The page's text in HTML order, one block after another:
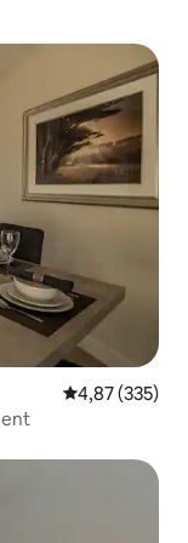
Průměrné
4,87 (335)